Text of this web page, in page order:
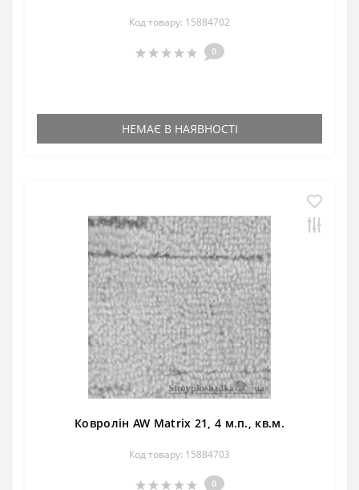
Код товару: 15884702
0
НЕМАЄ В НАЯВНОСТІ
Ковролін AW Matrix 21, 4 м.п., кв.м.
Код товару: 15884703
0